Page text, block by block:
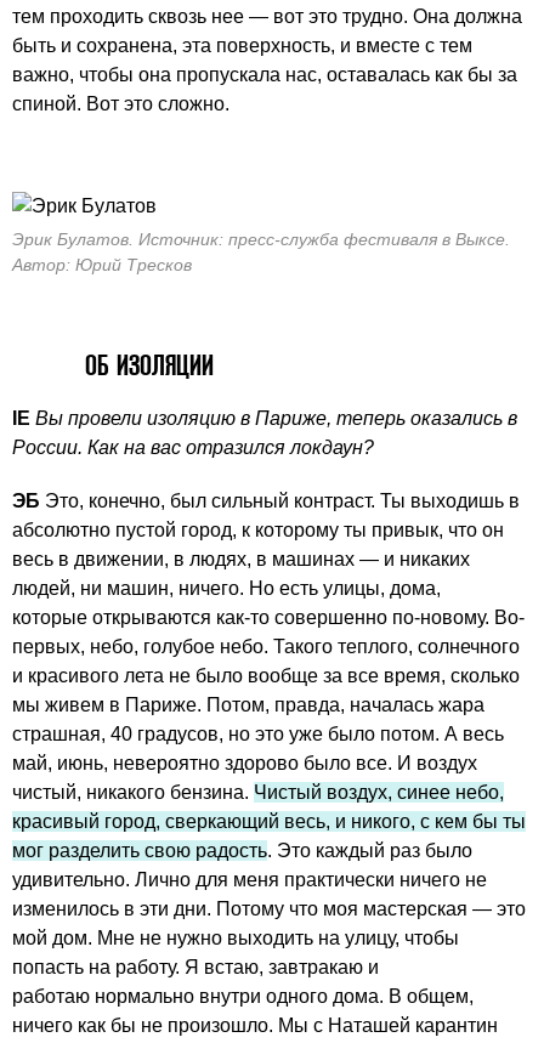
тем проходить сквозь нее — вот это трудно. Она должна
быть и сохранена, эта поверхность, и вместе с тем
важно, чтобы она пропускала нас, оставалась как бы за
спиной. Вот это сложно.
Эрик Булатов. Источник: пресс-служба фестиваля в Выксе.
Автор: Юрий Тресков
ОБ ИЗОЛЯЦИИ
IE Вы провели изоляцию в Париже, теперь оказались в
России. Как на вас отразился локдаун?
ЭБ Это, конечно, был сильный контраст. Ты выходишь в
абсолютно пустой город, к которому ты привык, что он
весь в движении, в людях, в машинах — и никаких
людей, ни машин, ничего. Но есть улицы, дома,
которые открываются как-то совершенно по-новому. Во-
первых, небо, голубое небо. Такого теплого, солнечного
и красивого лета не было вообще за все время, сколько
мы живем в Париже. Потом, правда, началась жара
страшная, 40 градусов, но это уже было потом. А весь
май, июнь, невероятно здорово было все. И воздух
чистый, никакого бензина. Чистый воздух, синее небо,
красивый город, сверкающий весь, и никого, с кем бы ты
мог разделить свою радость. Это каждый раз было
удивительно. Лично для меня практически ничего не
изменилось в эти дни. Потому что моя мастерская — это
мой дом. Мне не нужно выходить на улицу, чтобы
попасть на работу. Я встаю, завтракаю и
работаю нормально внутри одного дома. В общем,
ничего как бы не произошло. Мы с Наташей карантин